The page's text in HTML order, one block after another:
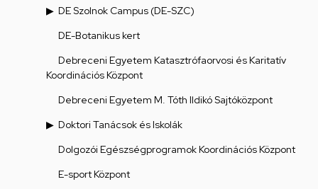
DE Szolnok Campus (DE-SZC)
DE-Botanikus kert
Debreceni Egyetem Katasztrófaorvosi és Karitatív
Koordinációs Központ
Debreceni Egyetem M. Tóth Ildikó Sajtóközpont
Doktori Tanácsok és Iskolák
Dolgozói Egészségprogramok Koordinációs Központ
E-sport Központ